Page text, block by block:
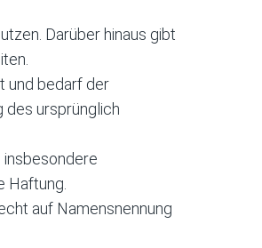
Darüber hinaus gibt
und bedarf der
des ursprünglich
Haftung.
auf Namensnennung